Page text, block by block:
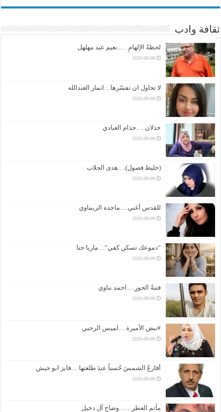
ثقافة وادب
لحظةُ الإلهامِ …..نعيم عبد مهلهل
2026-08-08
لا تحاول ان تفسّرها…انمار العبدالله
2026-08-08
خذلان .. ..حذام العبادي
2026-08-08
(خليط فصول).. ..هدى الجلاب
2026-08-08
للقدس أغني….ماجده الريماوي
2026-08-08
“دموعك تسكن كفي”…ماريا حنا
2026-08-08
فتنةُ الحورِ….احمد نناوي
2026-08-08
#نبض الأميرة….لميس الرحبي
2026-08-08
أقارعُ الشمسَ حُسناً عندَ طلعتها….فايز ابو جيش
2026-08-08
مأتم العطر……وضاح آل دخيل